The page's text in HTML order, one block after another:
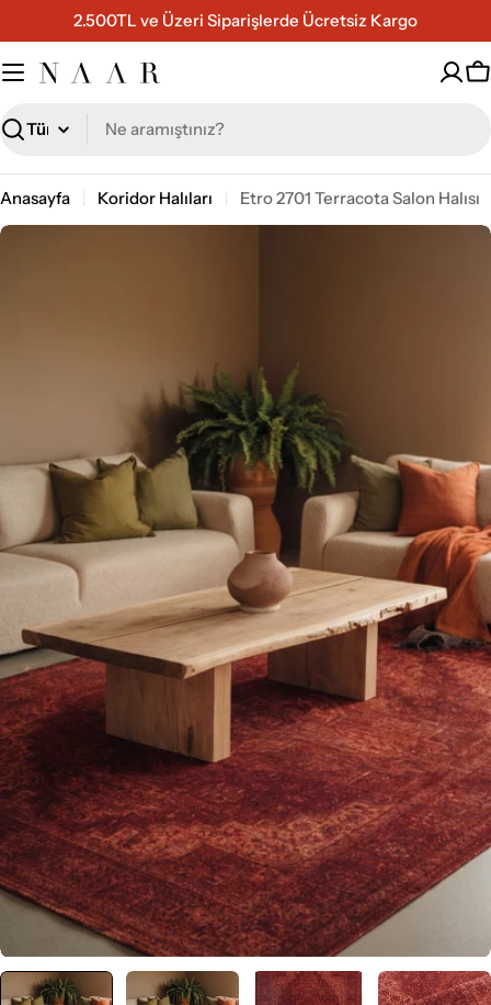
geç
2.500TL ve Üzeri Siparişlerde Ücretsiz Kargo
Ara
Anasayfa Koridor Halıları Etro 2701 Terracota Salon Halısı
numaralı medyayı pencerede aç